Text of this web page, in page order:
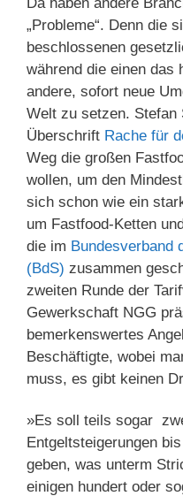
„Probleme“. Denn die
beschlossenen
während die einen das
andere, sofort neue
Welt zu setzen. Stefan
Überschrift Rache für
Weg die großen
wollen, um den
sich schon wie ein
um Fastfood-Ketten
die im Bundesverband
(BdS) zusammen
zweiten Runde der
Gewerkschaft NGG
bemerkenswertes
Beschäftigte, wobei
muss, es gibt keinen
»Es soll teils sogar
Entgeltsteigerungen
geben, was unterm
einigen hundert oder